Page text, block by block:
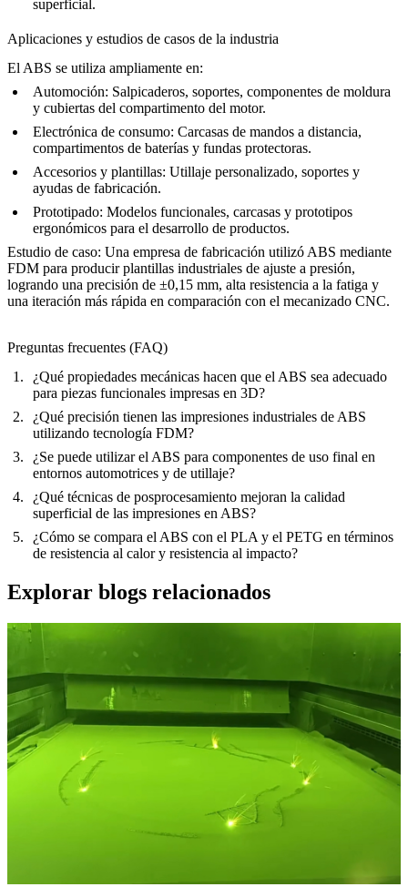
superficial.
Aplicaciones y estudios de casos de la industria
El ABS se utiliza ampliamente en:
Automoción: Salpicaderos, soportes, componentes de moldura
y cubiertas del compartimento del motor.
Electrónica de consumo: Carcasas de mandos a distancia,
compartimentos de baterías y fundas protectoras.
Accesorios y plantillas: Utillaje personalizado, soportes y
ayudas de fabricación.
Prototipado: Modelos funcionales, carcasas y prototipos
ergonómicos para el desarrollo de productos.
Estudio de caso: Una empresa de fabricación utilizó ABS mediante
FDM para producir plantillas industriales de ajuste a presión,
logrando una precisión de ±0,15 mm, alta resistencia a la fatiga y
una iteración más rápida en comparación con el mecanizado CNC.
Preguntas frecuentes (FAQ)
¿Qué propiedades mecánicas hacen que el ABS sea adecuado
para piezas funcionales impresas en 3D?
¿Qué precisión tienen las impresiones industriales de ABS
utilizando tecnología FDM?
¿Se puede utilizar el ABS para componentes de uso final en
entornos automotrices y de utillaje?
¿Qué técnicas de posprocesamiento mejoran la calidad
superficial de las impresiones en ABS?
¿Cómo se compara el ABS con el PLA y el PETG en términos
de resistencia al calor y resistencia al impacto?
Explorar blogs relacionados